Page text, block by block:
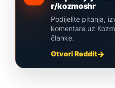
r/kozmoshr
Podijelite pitanja,
komentare uz
članke.
Otvori Reddit